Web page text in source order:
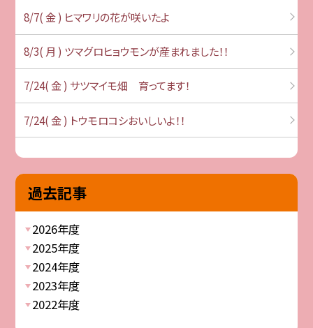
8/7( 金 ) ヒマワリの花が咲いたよ
8/3( 月 ) ツマグロヒョウモンが産まれました！！
7/24( 金 ) サツマイモ畑 育ってます！
7/24( 金 ) トウモロコシおいしいよ！！
過去記事
2026年度
2025年度
2024年度
2023年度
2022年度